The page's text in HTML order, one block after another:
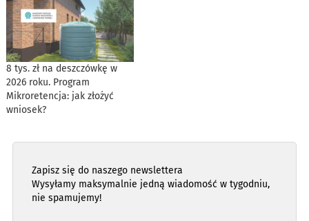
8 tys. zł na deszczówkę w
2026 roku. Program
Mikroretencja: jak złożyć
wniosek?
Zapisz się do naszego newslettera
Wysyłamy maksymalnie jedną wiadomość w tygodniu,
nie spamujemy!